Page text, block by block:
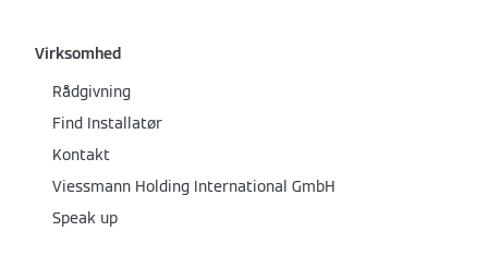
Virksomhed
Rådgivning
Find Installatør
Kontakt
Viessmann Holding International GmbH
Speak up